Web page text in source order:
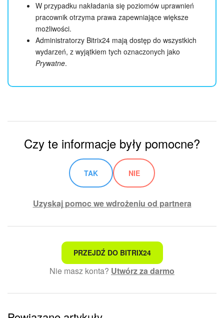
W przypadku nakładania się poziomów uprawnień
pracownik otrzyma prawa zapewniające większe
możliwości.
Administratorzy Bitrix24 mają dostęp do wszystkich
wydarzeń, z wyjątkiem tych oznaczonych jako
Prywatne.
Czy te informacje były pomocne?
TAK NIE
Uzyskaj pomoc we wdrożeniu od partnera
To nie jest to, czego szukam
Skomplikowany i niezrozumiały tekst
Informacje są nieaktualne
Artykuł jest za krótki. Potrzebuję więcej informacji
PRZEJDŹ DO BITRIX24
Nie masz konta? Utwórz za darmo